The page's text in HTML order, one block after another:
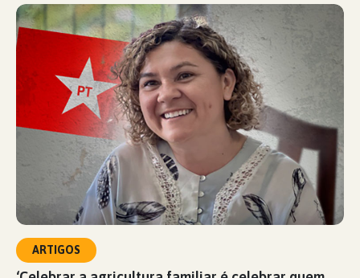
ARTIGOS